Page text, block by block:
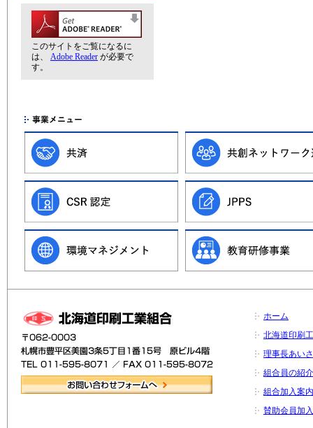
このサイトをご覧になるに
は、 Adobe Reader が必要で
す。
ホーム
北海道印刷
理事長あい
組合員の紹介
組合加入案内
賛助会員加